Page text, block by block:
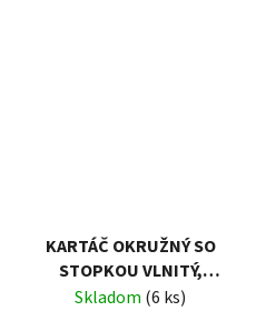
KARTÁČ OKRUŽNÝ SO
STOPKOU VLNITÝ,
NYLONOVÝ DRÔT 1,2MM,
Skladom (6 ks)